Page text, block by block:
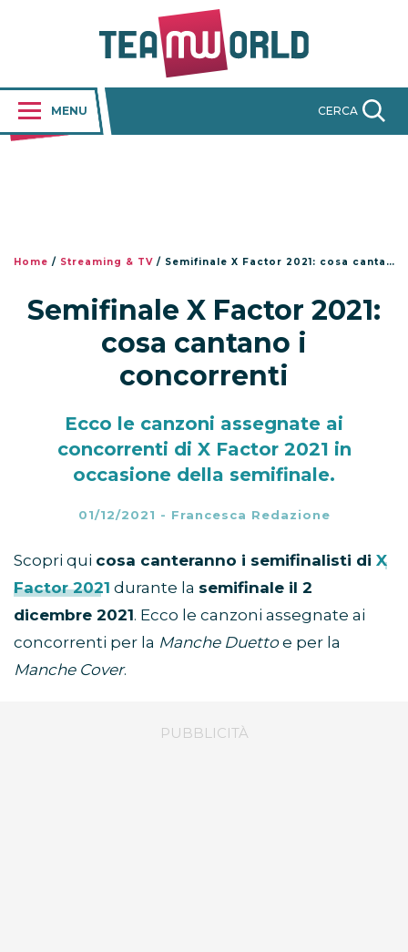
MENU CERCA
Home / Streaming & TV / Semifinale X Factor 2021: cosa cantano i concorrenti
Semifinale X Factor 2021:
cosa cantano i
concorrenti
Ecco le canzoni assegnate ai
concorrenti di X Factor 2021 in
occasione della semifinale.
01/12/2021 - Francesca Redazione
Scopri qui cosa canteranno i semifinalisti di X
Factor 2021 durante la semifinale il 2
dicembre 2021. Ecco le canzoni assegnate ai
concorrenti per la Manche Duettoe per la
Manche Cover.